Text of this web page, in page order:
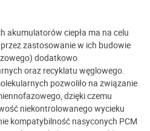
akumulatorów ciepła ma na celu
zastosowanie w ich budowie
dodatkowo
oraz recyklatu węglowego.
pozwoliło na związanie
dzięki czemu
niekontrolowanego wycieku
kompatybilność nasyconych PCM